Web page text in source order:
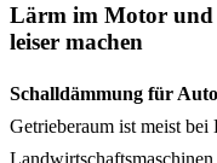
Lärm im Motor und
leiser machen
Schalldämmung für
Getrieberaum ist meist